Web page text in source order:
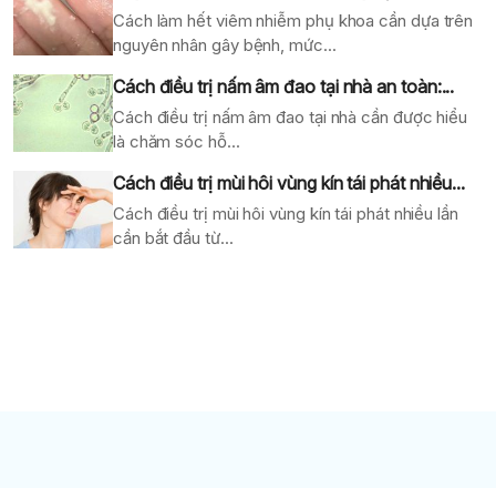
Cách làm hết viêm nhiễm phụ khoa cần dựa trên
nguyên nhân gây bệnh, mức...
Cách điều trị nấm âm đao tại nhà an toàn:...
Cách điều trị nấm âm đao tại nhà cần được hiểu
là chăm sóc hỗ...
Cách điều trị mùi hôi vùng kín tái phát nhiều...
Cách điều trị mùi hôi vùng kín tái phát nhiều lần
cần bắt đầu từ...